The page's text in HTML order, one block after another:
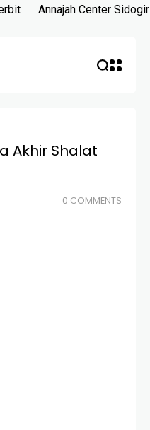
Annajah Center
Akhir Shalat
0 COMMENTS